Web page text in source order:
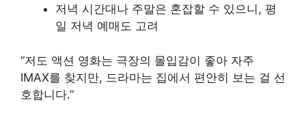
저녁 시간대나 주말은 혼잡할 수 있으니, 평
일 저녁 예매도 고려
“저도 액션 영화는 극장의 몰입감이 좋아 자주
IMAX를 찾지만, 드라마는 집에서 편안히 보는 걸 선
호합니다.”